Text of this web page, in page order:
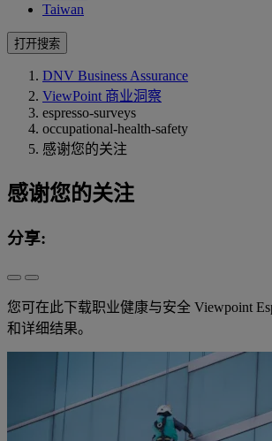
Taiwan
打开搜索
DNV Business Assurance
ViewPoint 商业洞察
espresso-surveys
occupational-health-safety
感谢您的关注
感谢您的关注
分享:
您可在此下载职业健康与安全 Viewpoint
和详细结果。